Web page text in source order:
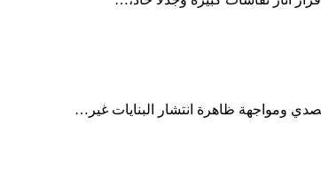
ومواجهة ظاهرة انتشار البنايات غير…